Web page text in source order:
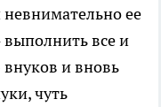
ее
выполнить все и
и вновь
чуть